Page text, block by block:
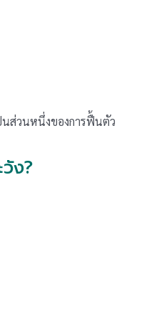
นส่วนหนึ่งของการฟื้นตัว
ง?